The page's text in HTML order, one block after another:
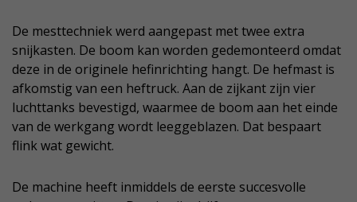
De mesttechniek werd aangepast met twee extra
snijkasten. De boom kan worden gedemonteerd omdat
deze in de originele hefinrichting hangt. De hefmast is
afkomstig van een heftruck. Aan de zijkant zijn vier
luchttanks bevestigd, waarmee de boom aan het einde
van de werkgang wordt leeggeblazen. Dat bespaart
flink wat gewicht.
De machine heeft inmiddels de eerste succesvolle